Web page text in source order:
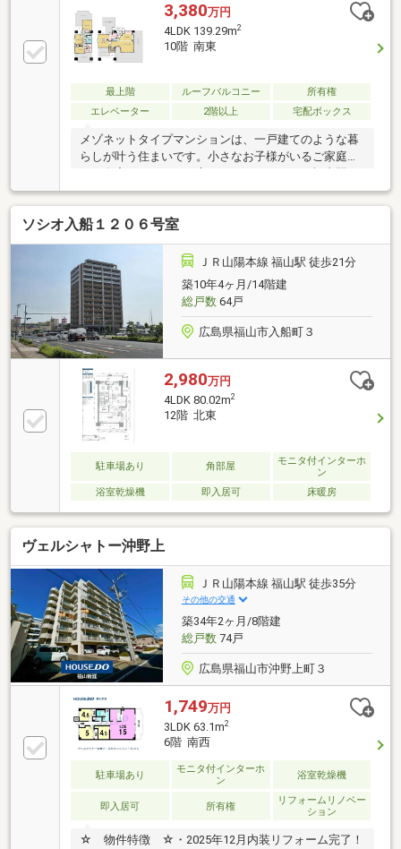
3,380万円
4LDK 139.29m2
10階 南東
最上階 ルーフバルコニー
所有権
エレベーター
2階以上 宅配ボックス
メゾネットタイプマンションは、一戸建てのような暮
らしが叶う住まいです。小さなお子様がいるご家庭
で徒歩約7分で通勤や通学も便利です。最上階のお部
屋で開放的でゆとりのある生活が送れそう。バルコニ
ーからは、福山の街並みが見渡せます。お陽さまの光
とさわやかな風をたっぷりとりこめ、室内がいつも明
るく、気持ちの良い朝を迎えられます。気持ちも明る
くなりそうですね。
ソシオ入船１２０６号室
ＪＲ山陽本線 福山駅 徒歩21分
築10年4ヶ月/14階建
総戸数64戸
広島県福山市入船町３
2,980万円
4LDK 80.02m2
12階 北東
駐車場あり 角部屋
モニタ付インターホ
ン
浴室乾燥機
即入居可 床暖房
ヴェルシャトー沖野上
ＪＲ山陽本線 福山駅 徒歩35分
その他の交通
築34年2ヶ月/8階建
総戸数74戸
広島県福山市沖野上町３
1,749万円
3LDK 63.1m2
6階 南西
駐車場あり
モニタ付インターホ
ン
浴室乾燥機
即入居可 所有権
リフォームリノベー
ション
☆ 物件特徴 ☆・2025年12月内装リフォーム完了！